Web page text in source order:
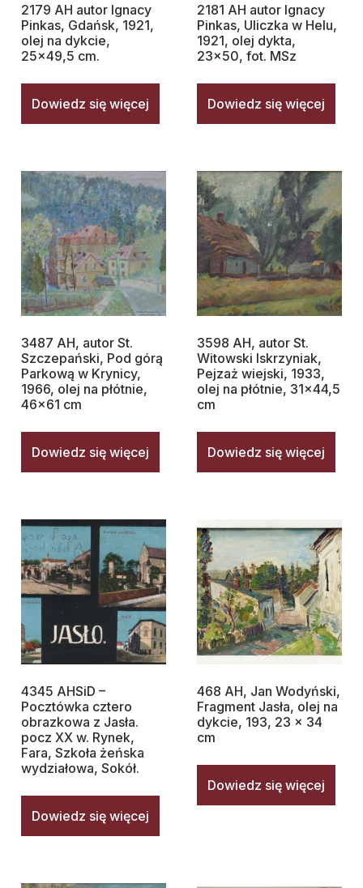
2179 AH autor Ignacy
Pinkas, Gdańsk, 1921,
olej na dykcie,
25×49,5 cm.
Dowiedz się więcej
2181 AH autor Ignacy
Pinkas, Uliczka w Helu,
1921, olej dykta,
23×50, fot. MSz
Dowiedz się więcej
3487 AH, autor St.
Szczepański, Pod górą
Parkową w Krynicy,
1966, olej na płótnie,
46×61 cm
Dowiedz się więcej
3598 AH, autor St.
Witowski Iskrzyniak,
Pejzaż wiejski, 1933,
olej na płótnie, 31×44,5
cm
Dowiedz się więcej
4345 AHSiD –
Pocztówka cztero
obrazkowa z Jasła.
pocz XX w. Rynek,
Fara, Szkoła żeńska
wydziałowa, Sokół.
Dowiedz się więcej
468 AH, Jan Wodyński,
Fragment Jasła, olej na
dykcie, 193, 23 x 34
cm
Dowiedz się więcej